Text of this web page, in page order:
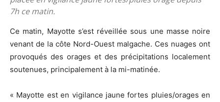
7h ce matin.
Ce matin, Mayotte s’est réveillée sous une masse noire
venant de la côte Nord-Ouest malgache. Ces nuages ont
provoqués des orages et des précipitations localement
soutenues, principalement à la mi-matinée.
« Mayotte est en vigilance jaune fortes pluies/orages en